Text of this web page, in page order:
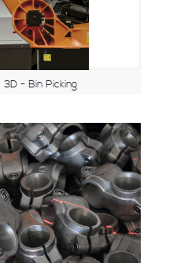
- Bin Picking